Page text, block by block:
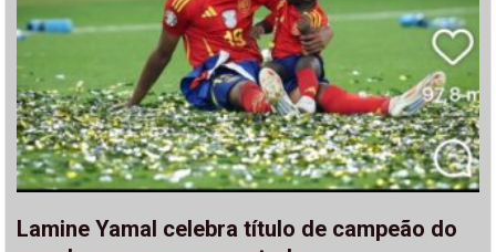
Lamine Yamal celebra título de campeão do